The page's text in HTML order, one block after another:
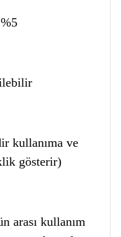
kullanıma ve
gösterir)
arası kullanım